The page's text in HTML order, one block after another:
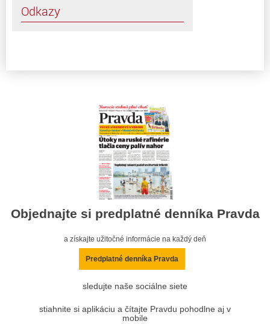
Odkazy
Objednajte si predplatné denníka Pravda
a získajte užitočné informácie na každý deň
Predplatné denníka Pravda
sledujte naše sociálne siete
stiahnite si aplikáciu a čítajte Pravdu pohodlne aj v
mobile